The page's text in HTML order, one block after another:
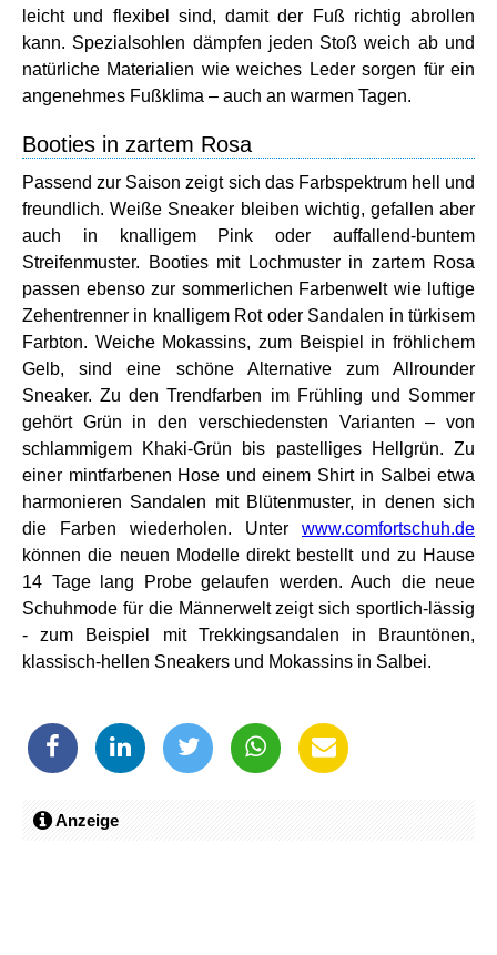
leicht und flexibel sind, damit der Fuß richtig abrollen
kann. Spezialsohlen dämpfen jeden Stoß weich ab und
natürliche Materialien wie weiches Leder sorgen für ein
angenehmes Fußklima – auch an warmen Tagen.
Booties in zartem Rosa
Passend zur Saison zeigt sich das Farbspektrum hell und
freundlich. Weiße Sneaker bleiben wichtig, gefallen aber
auch in knalligem Pink oder auffallend-buntem
Streifenmuster. Booties mit Lochmuster in zartem Rosa
passen ebenso zur sommerlichen Farbenwelt wie luftige
Zehentrenner in knalligem Rot oder Sandalen in türkisem
Farbton. Weiche Mokassins, zum Beispiel in fröhlichem
Gelb, sind eine schöne Alternative zum Allrounder
Sneaker. Zu den Trendfarben im Frühling und Sommer
gehört Grün in den verschiedensten Varianten – von
schlammigem Khaki-Grün bis pastelliges Hellgrün. Zu
einer mintfarbenen Hose und einem Shirt in Salbei etwa
harmonieren Sandalen mit Blütenmuster, in denen sich
die Farben wiederholen. Unter www.comfortschuh.de
können die neuen Modelle direkt bestellt und zu Hause
14 Tage lang Probe gelaufen werden. Auch die neue
Schuhmode für die Männerwelt zeigt sich sportlich-lässig
- zum Beispiel mit Trekkingsandalen in Brauntönen,
klassisch-hellen Sneakers und Mokassins in Salbei.
Anzeige